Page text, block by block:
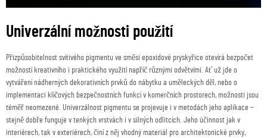
Univerzální možnosti použití
Přizpůsobitelnost svítivého pigmentu ve směsi epoxidové pryskyřice otevírá bezpočet
možností kreativního i praktického využití napříč různými odvětvími. Ať už jde o
vytváření nádherných dekorativních prvků do nábytku a uměleckých děl, nebo o
implementaci klíčových bezpečnostních funkcí v komerčních prostorech, možnosti jsou
téměř neomezené. Univerzálnost pigmentu se projevuje i v metodách jeho aplikace –
stejně dobře funguje v tenkých vrstvách i v silných odlitcích. Jeho účinnost jak v
interiérech, tak v exteriérech, činí z něj vhodný materiál pro architektonické prvky,